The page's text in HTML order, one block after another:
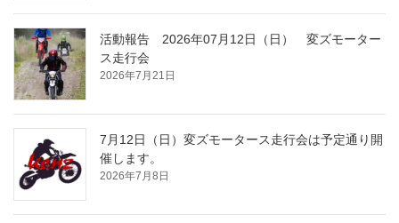
活動報告 2026年07月12日（日） 変ズモーター
ス走行会
2026年7月21日
7月12日（日）変ズモータース走行会は予定通り開
催します。
2026年7月8日